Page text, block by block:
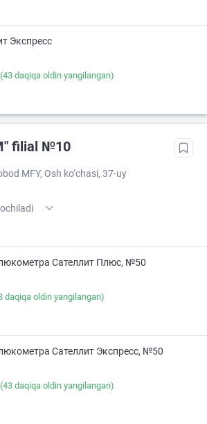
Экспресс
daqiqa oldin yangilangan)
filial №10
MFY, Osh ko‘chasi, 37-uy
XX
Сателлит Плюс, №50
daqiqa oldin yangilangan)
Сателлит Экспресс, №50
daqiqa oldin yangilangan)